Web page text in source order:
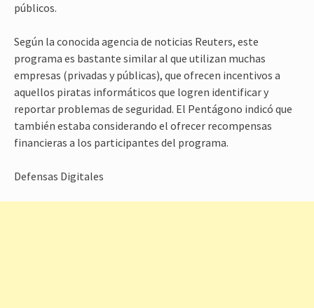
públicos.
Según la conocida agencia de noticias Reuters, este
programa es bastante similar al que utilizan muchas
empresas (privadas y públicas), que ofrecen incentivos a
aquellos piratas informáticos que logren identificar y
reportar problemas de seguridad. El Pentágono indicó que
también estaba considerando el ofrecer recompensas
financieras a los participantes del programa.
Defensas Digitales